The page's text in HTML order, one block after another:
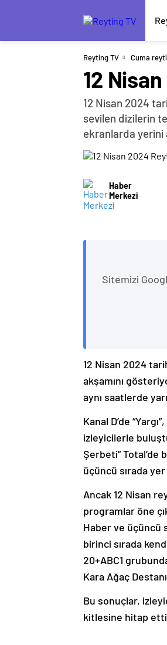
Reyting TV Cuma
12
12 Nisan 2024
sevilen dizilerin
ekranlarda yerini
Haber
Merkezi
Sitemizi
12 Nisan 2024
akşamını
aynı saatlerde
Kanal D’de
izleyicilerle
Şerbeti” Total’de
üçüncü sırada yer
Ancak 12 Nisan
programlar öne
Haber ve üçüncü
birinci sırada
20+ABC1
Kara Ağaç
Bu sonuçlar,
kitlesine hitap